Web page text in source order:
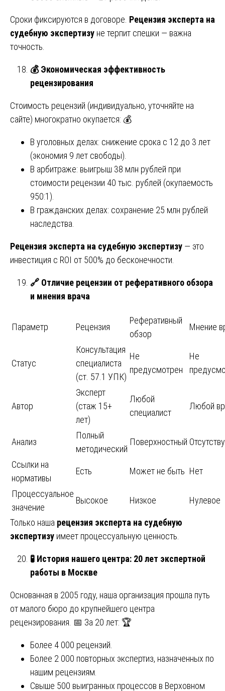
Сроки фиксируются в договоре. Рецензия эксперта на
судебную экспертизу не терпит спешки — важна
точность.
💰Экономическая эффективность
рецензирования
Стоимость рецензий (индивидуально, уточняйте на
сайте) многократно окупается: 💰
В уголовных делах: снижение срока с 12 до 3 лет
(экономия 9 лет свободы).
В арбитраже: выигрыш 38 млн рублей при
стоимости рецензии 40 тыс. рублей (окупаемость
950:1).
В гражданских делах: сохранение 25 млн рублей
наследства.
Рецензия эксперта на судебную экспертизу — это
инвестиция с ROI от 500% до бесконечности.
🔗 Отличие рецензии от реферативного обзора
и мнения врача
Параметр Рецензия
Реферативный
обзор
Мнение
Статус
Консультация
специалиста
(ст. 57.1 УПК)
Не
предусмотрен
Не
Автор
Эксперт
(стаж 15+
лет)
Любой
специалист
Любой
Анализ
Полный
методический
Поверхностный
Ссылки на
нормативы
Есть Может не быть Нет
Процессуальное
значение
Высокое Низкое Нулевое
Только наша рецензия эксперта на судебную
экспертизу имеет процессуальную ценность.
🧪 История нашего центра: 20 лет экспертной
работы в Москве
Основанная в 2005 году, наша организация прошла путь
от малого бюро до крупнейшего центра
рецензирования. 📅 За 20 лет: 🏆
Более 4 000 рецензий.
Более 2 000 повторных экспертиз, назначенных по
нашим рецензиям.
Свыше 500 выигранных процессов в Верховном